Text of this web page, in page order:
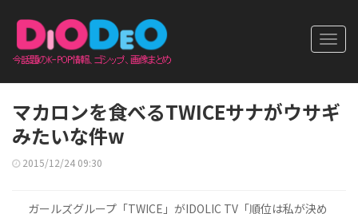
マカロンを食べるTWICEサナがウサギ
みたいな件w
2015/12/24 09:30
ガールズグループ「TWICE」がIDOLIC TV「順位は私が決め